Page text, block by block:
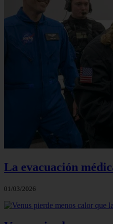
La evacuación
01/03/2026